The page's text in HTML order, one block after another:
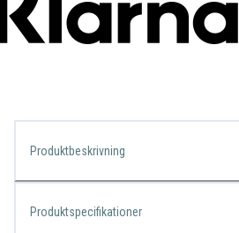
Produktbeskrivning
Produktspecifikationer